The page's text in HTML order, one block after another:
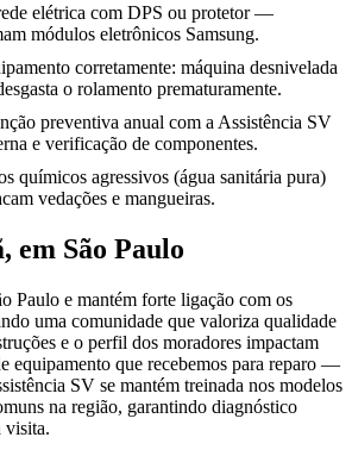
elétrica com DPS ou protetor —
módulos eletrônicos Samsung.
corretamente: máquina desnivelada
o rolamento prematuramente.
preventiva anual com a Assistência SV
e verificação de componentes.
químicos agressivos (água sanitária pura)
vedações e mangueiras.
, em São Paulo
Paulo e mantém forte ligação com os
uma comunidade que valoriza qualidade
e o perfil dos moradores impactam
equipamento que recebemos para reparo —
SV se mantém treinada nos modelos
na região, garantindo diagnóstico
visita.